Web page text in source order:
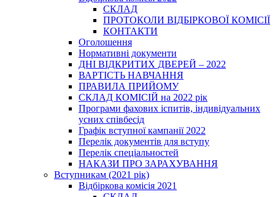
СКЛАД
ПРОТОКОЛИ ВІДБІРКОВОЇ КОМІСІЇ
КОНТАКТИ
Оголошення
Нормативні документи
ДНІ ВІДКРИТИХ ДВЕРЕЙ – 2022
ВАРТІСТЬ НАВЧАННЯ
ПРАВИЛА ПРИЙОМУ
СКЛАД КОМІСІЙ на 2022 рік
Програми фахових іспитів, індивідуальних
усних співбесід
Графік вступної кампанії 2022
Перелік документів для вступу
Перелік спеціальностей
НАКАЗИ ПРО ЗАРАХУВАННЯ
Вступникам (2021 рік)
Відбіркова комісія 2021